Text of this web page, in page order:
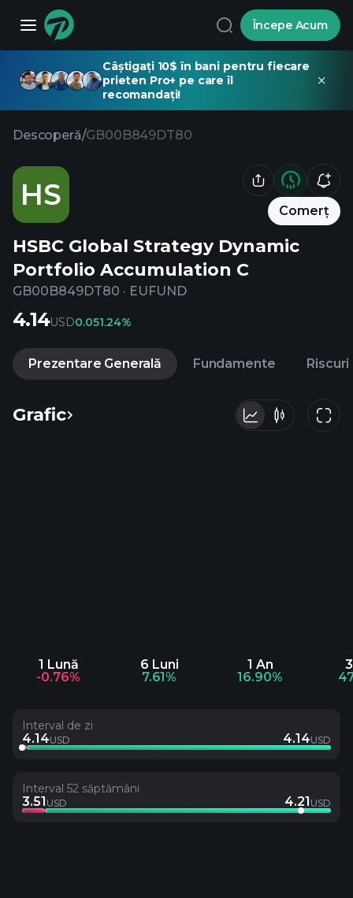
Începe Acum
Câștigați 10$ în bani pentru fiecare
prieten Pro+ pe care îl
recomandați!
Descoperă/GB00B849DT80
HS Comerț
HSBC Global Strategy Dynamic
Portfolio Accumulation C
GB00B849DT80 · EUFUND
4.14USD0.051.24%
Prezentare Generală Fundamente Riscuri
Grafic
1 Lună
-0.76%
6 Luni
7.61%
1 An
16.90%
Interval de zi
4.14USD 4.14USD
Interval 52 săptămâni
3.51 USD 4.21 USD